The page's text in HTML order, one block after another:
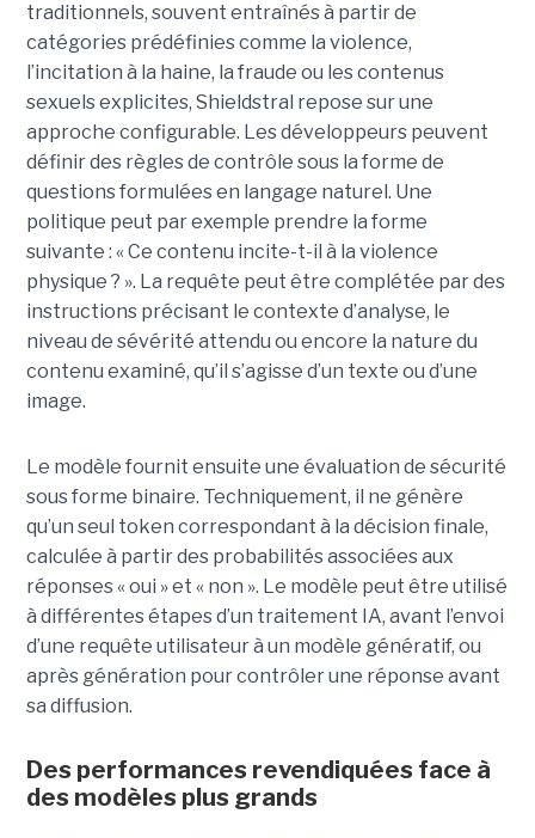
traditionnels, souvent entraînés à partir de
catégories prédéfinies comme la violence,
l’incitation à la haine, la fraude ou les contenus
sexuels explicites, Shieldstral repose sur une
approche configurable. Les développeurs peuvent
définir des règles de contrôle sous la forme de
questions formulées en langage naturel. Une
politique peut par exemple prendre la forme
suivante : « Ce contenu incite-t-il à la violence
physique ? ». La requête peut être complétée par des
instructions précisant le contexte d’analyse, le
niveau de sévérité attendu ou encore la nature du
contenu examiné, qu’il s’agisse d’un texte ou d’une
image.
Le modèle fournit ensuite une évaluation de sécurité
sous forme binaire. Techniquement, il ne génère
qu’un seul token correspondant à la décision finale,
calculée à partir des probabilités associées aux
réponses « oui » et « non ». Le modèle peut être utilisé
à différentes étapes d’un traitement IA, avant l’envoi
d’une requête utilisateur à un modèle génératif, ou
après génération pour contrôler une réponse avant
sa diffusion.
Des performances revendiquées face à
des modèles plus grands